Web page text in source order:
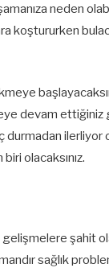
neden
koştururken
devam
ilerliyor
olacaksınız.
şahit
sağlık